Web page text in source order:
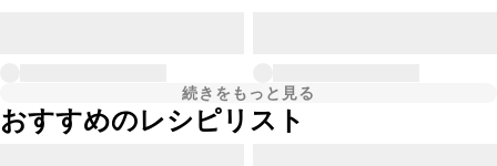
続きをもっと見る
おすすめのレシピリスト